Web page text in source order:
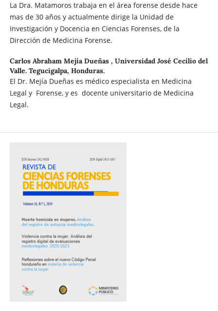
La Dra. Matamoros trabaja en el área forense desde hace
mas de 30 años y actualmente dirige la Unidad de
Investigación y Docencia en Ciencias Forenses, de la
Dirección de Medicina Forense.
Carlos Abraham Mejía Dueñas , Universidad José Cecilio del
Valle. Tegucigalpa, Honduras.
El Dr. Mejía Dueñas es médico especialista en Medicina
Legal y Forense, y es docente universitario de Medicina
Legal.